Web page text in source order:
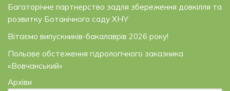
Багаторічне партнерство задля збереження довкілля та
розвитку Ботанічного саду ХНУ
Вітаємо випускників-бакалаврів 2026 року!
Польове обстеження гідрологічного заказника
«Вовчанський»
Архіви